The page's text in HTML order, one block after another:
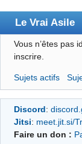
Le Vrai Asile
Accueil
Forum
Membres
Règles
Vous n’êtes pas
inscrire.
Sujets actifs
Discord:
Jitsi: meet.jit.si/
Faire un don :